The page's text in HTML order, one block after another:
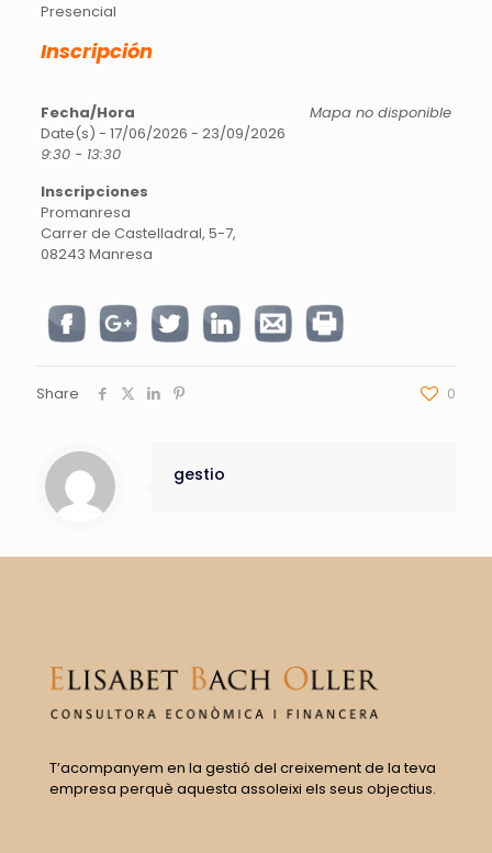
Presencial
Inscripción
Mapa no disponible
Fecha/Hora
Date(s) - 17/06/2026 - 23/09/2026
9:30 - 13:30
Inscripciones
Promanresa
Carrer de Castelladral, 5-7,
08243 Manresa
Share 0
gestio
T’acompanyem en la gestió del creixement de la teva
empresa perquè aquesta assoleixi els seus objectius.